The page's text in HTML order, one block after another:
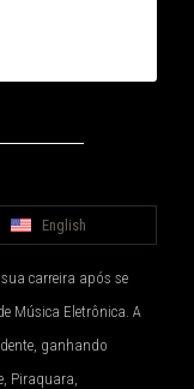
English
carreira após se
Música Eletrônica. A
ganhando
Piraquara,